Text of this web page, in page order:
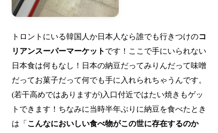
トロントにいる韓国人か日本人なら誰でも行きつけのコ
リアンスーパーマーケット です！ここで手にいられない
日本食は何もなし！日本の納豆だってみりんだって味噌
だってお菓子だって何でも手に入れられちゃうんです。
(若干高めではありますが)入口付近ではたい焼きもゲッ
トできます！ちなみに当時半年ぶりに納豆を食べたとき
は「 こんなにおいしい食べ物がこの世に存在するのか